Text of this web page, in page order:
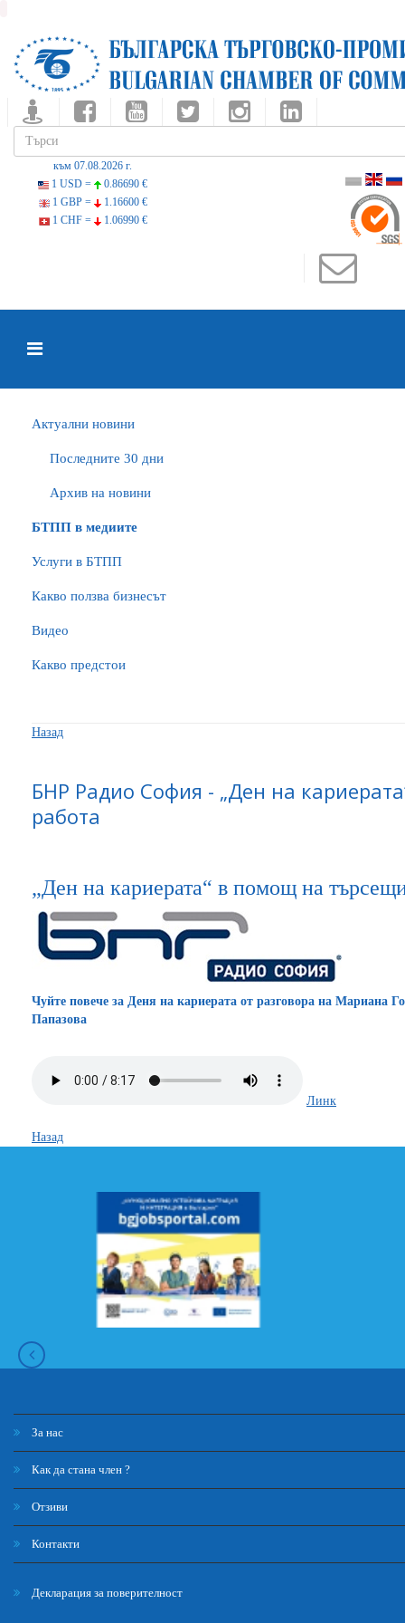
към 07.08.2026 г.
1 USD =
0.86690 €
1 GBP =
1.16600 €
1 CHF =
1.06990 €
Актуални новини
Последните 30 дни
Архив на новини
БTПП в медиите
Услуги в БТПП
Какво ползва бизнесът
Видео
Какво предстои
Назад
БНР Радио София - „Ден на
работа
„Ден на кариерата“ в помощ на
Чуйте повече за Деня на кариерата от разговора на Мариана
Папазова
Линк
Назад
За нас
Как да стана член ?
Отзиви
Контакти
Декларация за поверителност